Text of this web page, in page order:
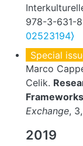
978-3-631-
02523194⟩
Special
Marco
Celik.
Exchange,
2019